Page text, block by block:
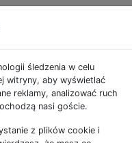
śledzenia w celu
witryny, aby wyświetlać
reklamy, analizować ruch
nasi goście.
z plików cookie i